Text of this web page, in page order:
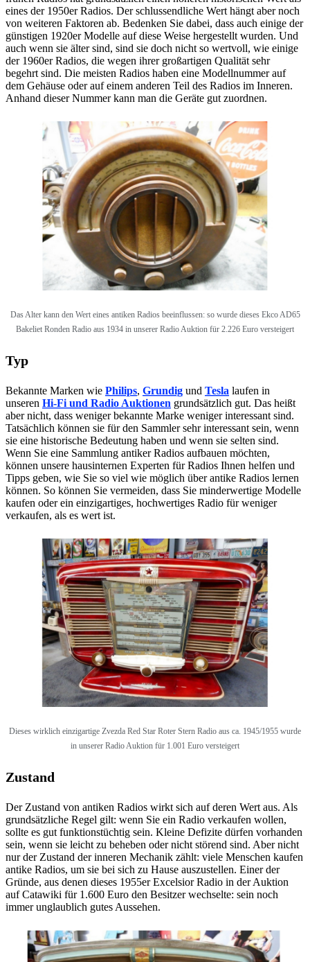
eines der 1950er Radios. Der schlussendliche Wert hängt aber noch
von weiteren Faktoren ab. Bedenken Sie dabei, dass auch einige der
günstigen 1920er Modelle auf diese Weise hergestellt wurden. Und
auch wenn sie älter sind, sind sie doch nicht so wertvoll, wie einige
der 1960er Radios, die wegen ihrer großartigen Qualität sehr
begehrt sind. Die meisten Radios haben eine Modellnummer auf
dem Gehäuse oder auf einem anderen Teil des Radios im Inneren.
Anhand dieser Nummer kann man die Geräte gut zuordnen.
Das Alter kann den Wert eines antiken Radios beeinflussen: so wurde dieses Ekco AD65
Bakeliet Ronden Radio aus 1934 in unserer Radio Auktion für 2.226 Euro versteigert
Typ
Bekannte Marken wie Philips, Grundig und Tesla laufen in
unseren Hi-Fi und Radio Auktionen grundsätzlich gut. Das heißt
aber nicht, dass weniger bekannte Marke weniger interessant sind.
Tatsächlich können sie für den Sammler sehr interessant sein, wenn
sie eine historische Bedeutung haben und wenn sie selten sind.
Wenn Sie eine Sammlung antiker Radios aufbauen möchten,
können unsere hausinternen Experten für Radios Ihnen helfen und
Tipps geben, wie Sie so viel wie möglich über antike Radios lernen
können. So können Sie vermeiden, dass Sie minderwertige Modelle
kaufen oder ein einzigartiges, hochwertiges Radio für weniger
verkaufen, als es wert ist.
Dieses wirklich einzigartige Zvezda Red Star Roter Stern Radio aus ca. 1945/1955 wurde
in unserer Radio Auktion für 1.001 Euro versteigert
Zustand
Der Zustand von antiken Radios wirkt sich auf deren Wert aus. Als
grundsätzliche Regel gilt: wenn Sie ein Radio verkaufen wollen,
sollte es gut funktionstüchtig sein. Kleine Defizite dürfen vorhanden
sein, wenn sie leicht zu beheben oder nicht störend sind. Aber nicht
nur der Zustand der inneren Mechanik zählt: viele Menschen kaufen
antike Radios, um sie bei sich zu Hause auszustellen. Einer der
Gründe, aus denen dieses 1955er Excelsior Radio in der Auktion
auf Catawiki für 1.600 Euro den Besitzer wechselte: sein noch
immer unglaublich gutes Aussehen.